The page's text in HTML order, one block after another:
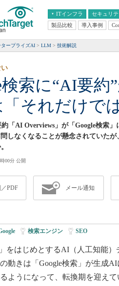
ITインフラ セキュリテ
エンタープライズAI
ERP
情報系システム
製品比較 導入事例
タープライズAI LLM 技術解説
検索に“AI要約
それだけで
「AI Overviews」が「Google検索
しなくなることが懸念されていた
00分 公開
PDF メール通知
検索エンジン SEO
をはじめとするAI（人工知能
動きは「Google検索」が生成
るようになって、転換期を迎え